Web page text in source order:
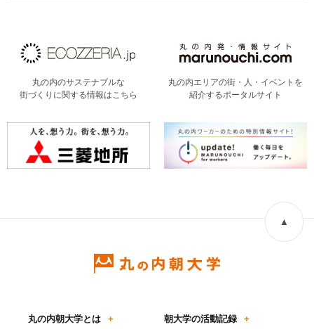
丸の内のサステナブルな
街づくりに関する情報はこちら
丸の内エリアの街・人・イベントを
紹介するポータルサイト
▲
丸の内朝大学とは + 朝大学の活動記録 +